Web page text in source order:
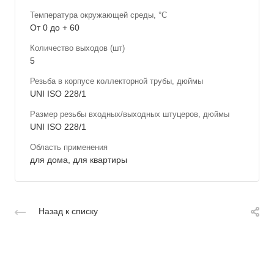
Температура окружающей среды, °С
От 0 до + 60
Количество выходов (шт)
5
Резьба в корпусе коллекторной трубы, дюймы
UNI ISO 228/1
Размер резьбы входных/выходных штуцеров, дюймы
UNI ISO 228/1
Область применения
для дома, для квартиры
Назад к списку